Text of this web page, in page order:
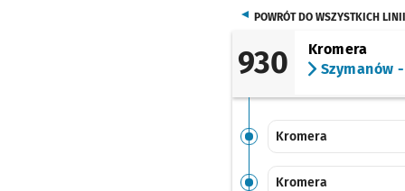
POWRÓT DO WSZYSTKICH LINII
930
Kromera
Szymanów
Kromera
Kromera